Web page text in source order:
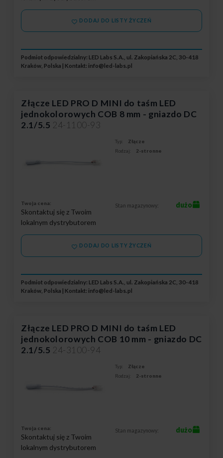
DODAJ DO LISTY ŻYCZEŃ
Podmiot odpowiedzialny: LED Labs S.A., ul. Zakopiańska 2C, 30-418
Kraków, Polska | Kontakt: info@led-labs.pl
Złącze LED PRO D MINI do taśm LED
jednokolorowych COB 8 mm - gniazdo DC
2.1/5.5 24-1100-93
Typ:
Złącze
Rodzaj:
2-stronne
Twoja cena:
Skontaktuj się z Twoim
lokalnym dystrybutorem
Stan magazynowy: dużo
DODAJ DO LISTY ŻYCZEŃ
Podmiot odpowiedzialny: LED Labs S.A., ul. Zakopiańska 2C, 30-418
Kraków, Polska | Kontakt: info@led-labs.pl
Złącze LED PRO D MINI do taśm LED
jednokolorowych COB 10 mm - gniazdo DC
2.1/5.5 24-3100-94
Typ:
Złącze
Rodzaj:
2-stronne
Twoja cena:
Skontaktuj się z Twoim
lokalnym dystrybutorem
Stan magazynowy: dużo